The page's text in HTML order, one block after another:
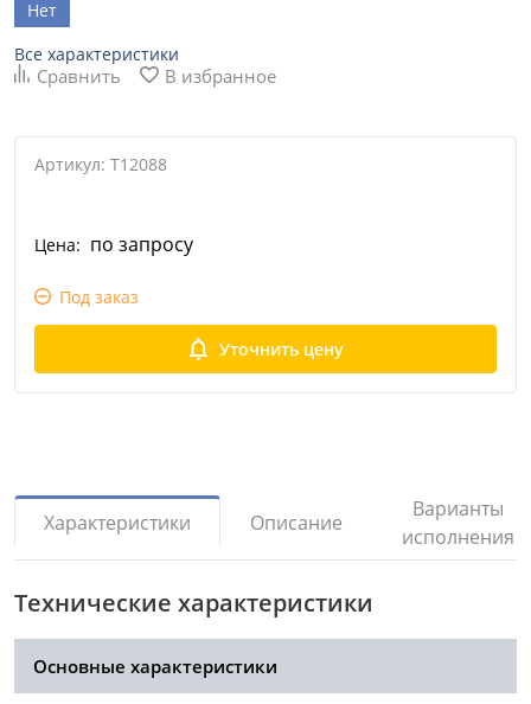
Нет
Все характеристики
Сравнить В избранное
Артикул: T12088
Цена: по запросу
Под заказ
Уточнить цену
Характеристики Описание
Варианты
исполнения
Технические характеристики
Основные характеристики